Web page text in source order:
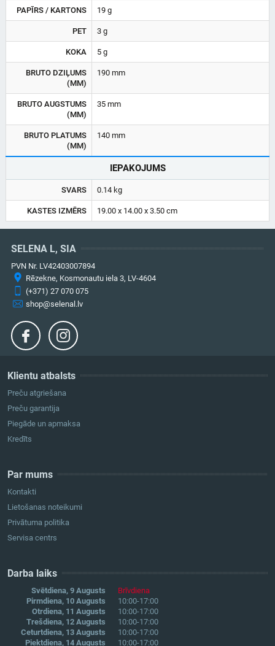
PAPĪRS / KARTONS 19 g
PET 3 g
KOKA 5 g
BRUTO DZIĻUMS
(MM)
190 mm
BRUTO AUGSTUMS
(MM)
35 mm
BRUTO PLATUMS
(MM)
140 mm
IEPAKOJUMS
SVARS 0.14 kg
KASTES IZMĒRS 19.00 x 14.00 x 3.50 cm
Klientu atbalsts
Preču atgriešana
Preču garantija
Piegāde un apmaksa
Kredīts
Par mums
Kontakti
Lietošanas noteikumi
Privātuma politika
Servisa centrs
Darba laiks
Svētdiena, 9 Augusts
Brīvdiena
Pirmdiena, 10 Augusts
10:00-17:00
Otrdiena, 11 Augusts
10:00-17:00
Trešdiena, 12 Augusts
10:00-17:00
Ceturtdiena, 13 Augusts
10:00-17:00
Piektdiena, 14 Augusts
10:00-17:00
SELENA L, SIA
PVN Nr. LV42403007894
Rēzekne, Kosmonautu iela 3, LV-4604
(+371) 27 070 075
shop@selenal.lv